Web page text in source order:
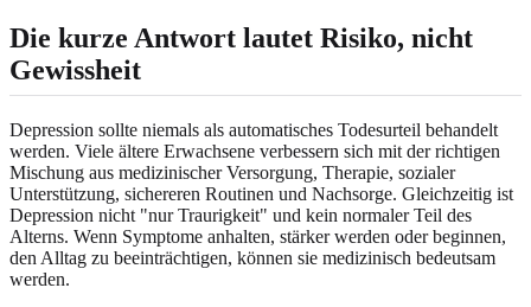
Die kurze Antwort lautet Risiko, nicht
Gewissheit
Depression sollte niemals als automatisches Todesurteil behandelt
werden. Viele ältere Erwachsene verbessern sich mit der richtigen
Mischung aus medizinischer Versorgung, Therapie, sozialer
Unterstützung, sichereren Routinen und Nachsorge. Gleichzeitig ist
Depression nicht "nur Traurigkeit" und kein normaler Teil des
Alterns. Wenn Symptome anhalten, stärker werden oder beginnen,
den Alltag zu beeinträchtigen, können sie medizinisch bedeutsam
werden.